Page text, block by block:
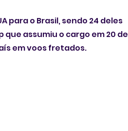
para o Brasil, sendo 24 deles
assumiu o cargo em 20 de
em voos fretados.